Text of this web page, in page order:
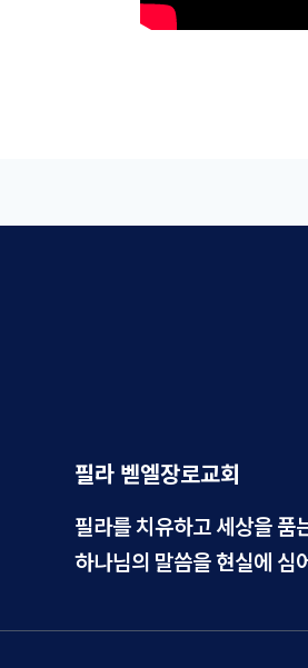
필라 벧엘장로교회
필라를 치유하고 세상을 품
하나님의 말씀을 현실에 심